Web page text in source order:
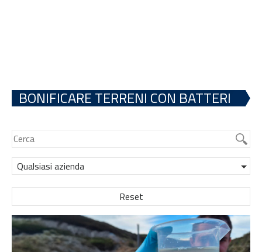
BONIFICARE TERRENI CON BATTERI
Qualsiasi azienda
Reset